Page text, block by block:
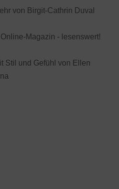
von Birgit-Cathrin Duval
Magazin - lesenswert!
Stil und Gefühl von Ellen